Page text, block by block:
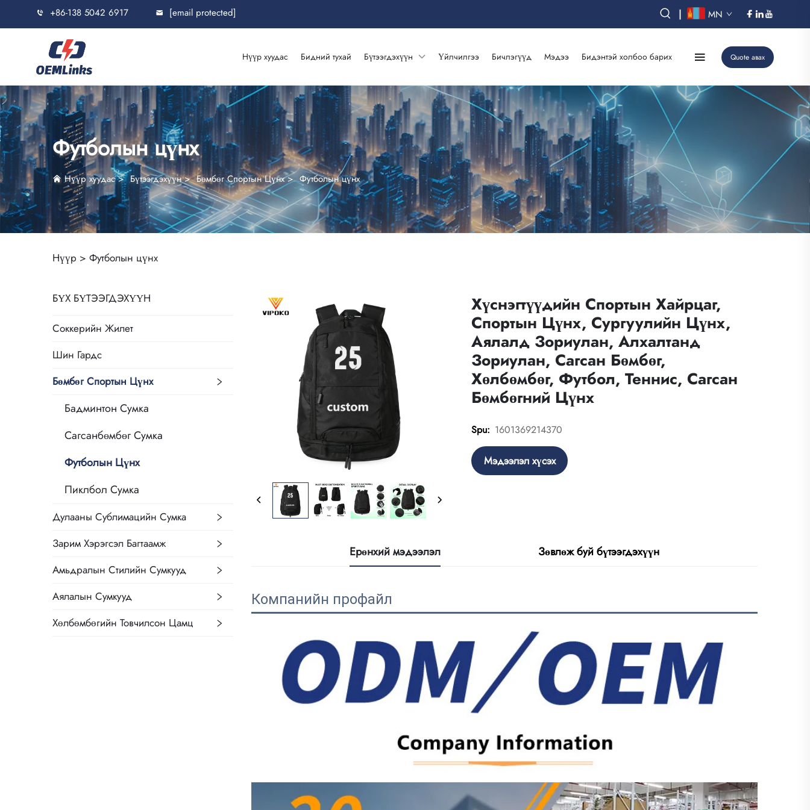
+86-138 5042 6917 [email protected] | MN
Нүүр хуудас Бидний тухай Бүтээгдэхүүн Үйлчилгээ Бичлэгүүд Мэдээ Бидэнтэй холбоо барих Quote авах
Футболын цүнх
Нүүр хуудас>Бүтээгдэхүүн>Бөмбөг Спортын Цүнх>Футболын цүнх
Нүүр > Футболын цүнх
БҮХ БҮТЭЭГДЭХҮҮН
Соккерийн Жилет
Шин Гардс
Бөмбөг Спортын Цүнх
Бадминтон Сумка
Сагсанбөмбөг Сумка
Футболын Цүнх
Пиклбол Сумка
Дулааны Сублимацийн Сумка
Зарим Хэрэгсэл Багтаамж
Амьдралын Стилийн Сумкууд
Аялалын Сумкууд
Хөлбөмбөгийн Товчилсон Цамц
Хүснэгтүүдийн Спортын Хайрцаг,
Спортын Цүнх, Сургуулийн Цүнх,
Аялалд Зориулан, Алхалтанд
Зориулан, Сагсан Бөмбөг,
Хөлбөмбөг, Футбол, Теннис, Сагсан
Бөмбөгний Цүнх
Spu: 1601369214370
Мэдээлэл хүсэх
Ерөнхий мэдээлэл Зөвлөж буй бүтээгдэхүүн
Компанийн профайл